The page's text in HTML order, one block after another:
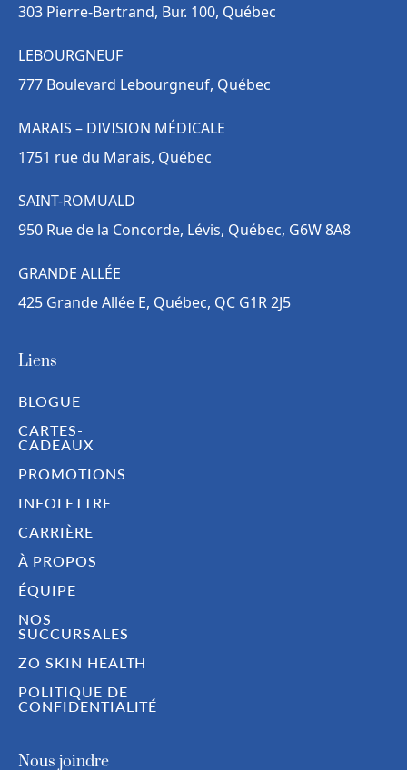
303 Pierre-Bertrand, Bur. 100, Québec
LEBOURGNEUF
777 Boulevard Lebourgneuf, Québec
MARAIS – DIVISION MÉDICALE
1751 rue du Marais, Québec
SAINT-ROMUALD
950 Rue de la Concorde, Lévis, Québec, G6W 8A8
GRANDE ALLÉE
425 Grande Allée E, Québec, QC G1R 2J5
Liens
BLOGUE
CARTES-
CADEAUX
PROMOTIONS
INFOLETTRE
CARRIÈRE
À PROPOS
ÉQUIPE
NOS
SUCCURSALES
ZO SKIN HEALTH
POLITIQUE DE
CONFIDENTIALITÉ
Nous joindre